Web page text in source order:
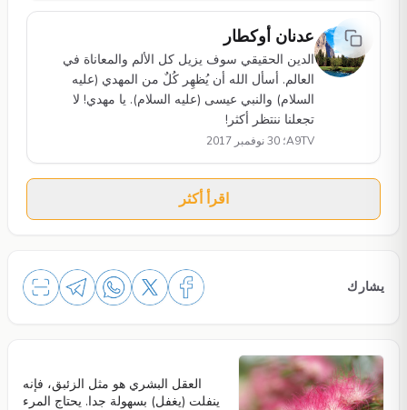
عدنان أوكطار
الدين الحقيقي سوف يزيل كل الألم والمعاناة في
العالم. أسأل الله أن يُظهِر كُلٌ من المهدي (عليه
السلام) والنبي عيسى (عليه السلام). يا مهدي! لا
تجعلنا ننتظر أكثر!
A9TV؛ 30 نوفمبر 2017
اقرأ أكثر
يشارك
العقل البشري هو مثل الزئبق، فإنه
ينفلت (يغفل) بسهولة جدا. يحتاج المرء